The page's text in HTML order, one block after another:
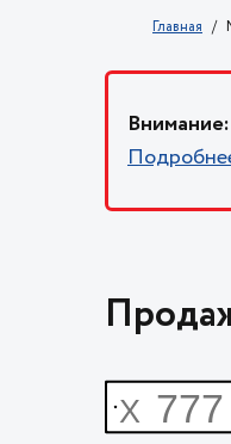
Главная
Внимание: